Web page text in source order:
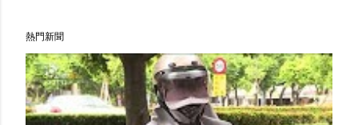
熱門新聞